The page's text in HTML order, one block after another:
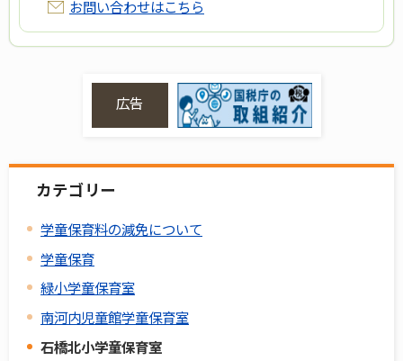
お問い合わせはこちら
広告
カテゴリー
学童保育料の減免について
学童保育
緑小学童保育室
南河内児童館学童保育室
石橋北小学童保育室